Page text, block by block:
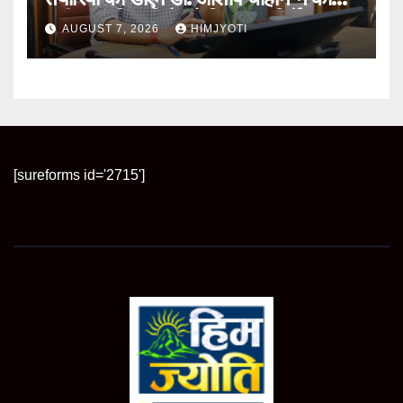
समीक्षा, अधिकारियों को दिए अहम निर्देश
AUGUST 7, 2026 HIMJYOTI
[sureforms id='2715']